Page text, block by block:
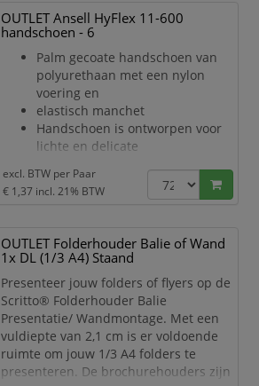
handschoen
Goede vingergevoeligheid
Zeer soepele en ongevoerde
handschoen
Slip-on manchet
OUTLET Ansell HyFlex 11-600
handschoen - 6
Palm gecoate handschoen van
polyurethaan met een nylon
voering en
elastisch manchet
Handschoen is ontworpen voor
lichte en delicate
een droge omgeving waarvoor
een maximale vingergevoeligheid
Bij het manipuleren van kleine
voorwerpen bieden ze het
comfort en de
precisie van een tweede huid
Handschoen beschermt de
producten ook tegen partikeltjes
afkomstig van
de handschoenen en onderlinge
contami
excl. BTW per Paar
€ 1,37 incl. 21% BTW
OUTLET Folderhouder Balie of Wand
1x DL (1/3 A4) Staand
Presenteer jouw folders of flyers op de
Scritto® Folderhouder Balie
Presentatie/ Wandmontage. Met een
vuldiepte van 2,1 cm is er voldoende
ruimte om jouw 1/3 A4 folders te
presenteren. De brochurehouders zijn